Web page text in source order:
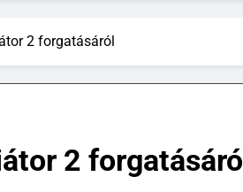
2 forgatásáról
2 forgatásáról